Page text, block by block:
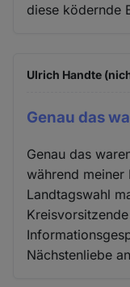
diese ködernde
Ulrich Handte
Genau das
Genau das
während meiner
Landtagswahl
Nächstenliebe